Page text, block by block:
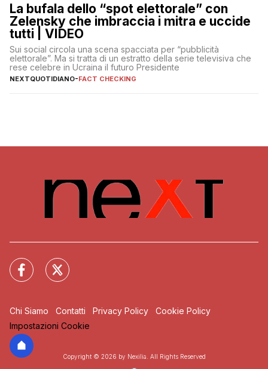
La bufala dello “spot elettorale” con
Zelensky che imbraccia i mitra e uccide
tutti | VIDEO
Sui social circola una scena spacciata per “pubblicità
elettorale”. Ma si tratta di un estratto della serie televisiva che
rese celebre in Ucraina il futuro Presidente
NEXTQUOTIDIANO-FACT CHECKING
Chi Siamo Contatti Privacy Policy
Cookie Policy
Impostazioni Cookie
Copyright © 2026 by Nexilia. All Rights Reserved